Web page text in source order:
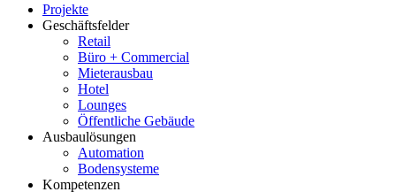
Projekte
Geschäftsfelder
Retail
Büro + Commercial
Mieterausbau
Hotel
Lounges
Öffentliche Gebäude
Ausbaulösungen
Automation
Bodensysteme
Kompetenzen